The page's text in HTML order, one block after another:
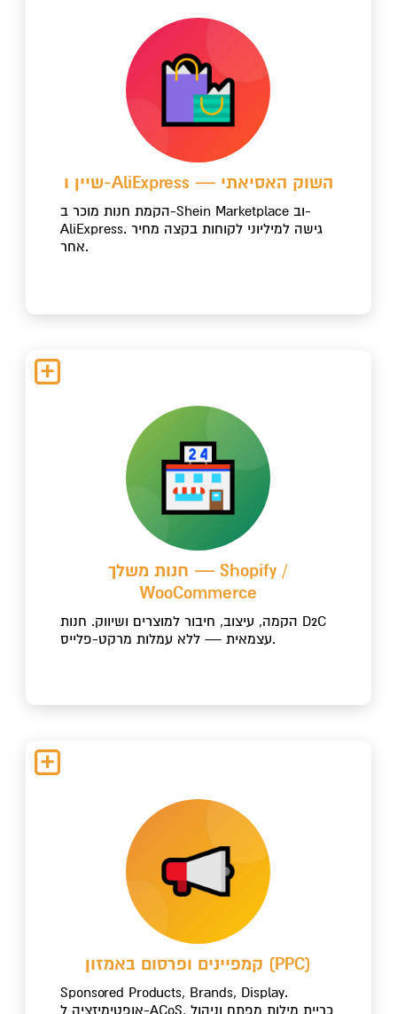
שיין ו-AliExpress — השוק האסיאתי
הקמת חנות מוכר ב-Shein Marketplace וב-
AliExpress. גישה למיליוני לקוחות בקצה מחיר
אחר.
חנות משלך — Shopify /
WooCommerce
הקמה, עיצוב, חיבור למוצרים ושיווק. חנות D2C
עצמאית — ללא עמלות מרקט-פלייס.
קמפיינים ופרסום באמזון (PPC)
Sponsored Products, Brands, Display.
אופטימיזציה ל-ACoS, כריית מילות מפתח וניהול